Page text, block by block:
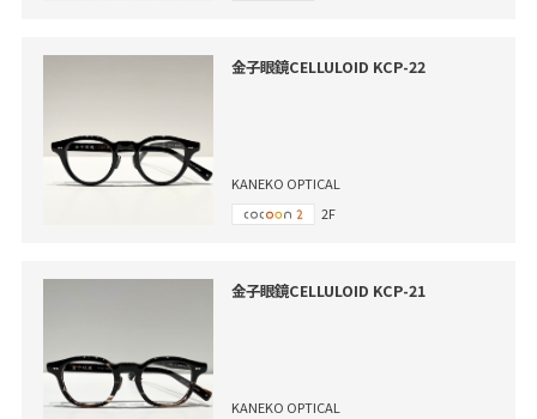
金子眼鏡CELLULOID KCP-22
KANEKO OPTICAL
2F
金子眼鏡CELLULOID KCP-21
KANEKO OPTICAL